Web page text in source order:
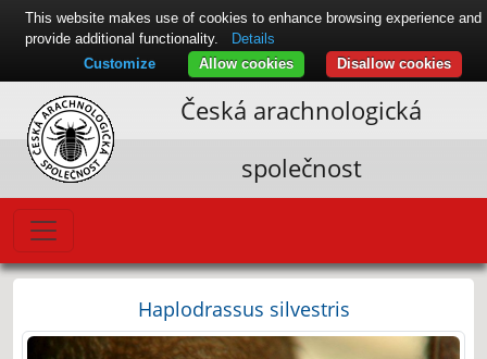
Česká arachnologická
společnost
Haplodrassus silvestris
This website makes use of cookies to enhance browsing experience and
provide additional functionality.
Details
Disallow cookies
Allow cookies
Customize